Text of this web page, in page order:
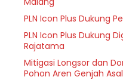
PLN Icon Plus Dukung
PLN Icon Plus Dukung
Rajatama
Mitigasi Longsor dan
Pohon Aren Genjah